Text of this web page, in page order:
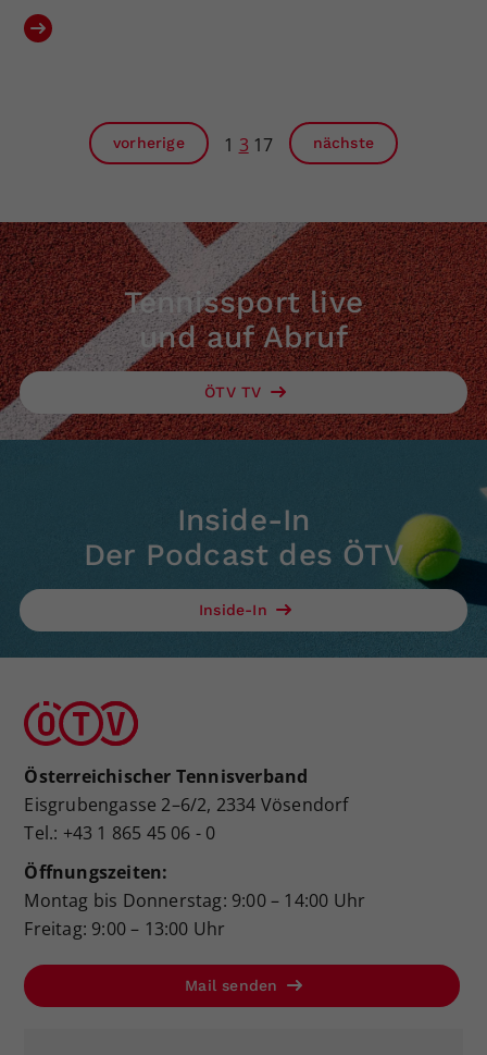
vorherige 1 3 17 nächste
Tennissport live
und auf Abruf
ÖTV TV
Inside-In
Der Podcast des ÖTV
Inside-In
Österreichischer Tennisverband
Eisgrubengasse 2–6/2, 2334 Vösendorf
Tel.: +43 1 865 45 06 - 0
Öffnungszeiten:
Montag bis Donnerstag: 9:00 – 14:00 Uhr
Freitag: 9:00 – 13:00 Uhr
Mail senden